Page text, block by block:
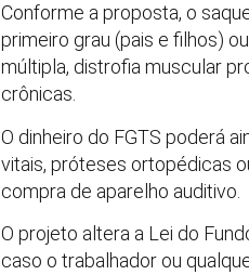
Conforme a proposta, o
primeiro grau (pais e filhos)
múltipla, distrofia muscular
crônicas.
O dinheiro do FGTS poderá
vitais, próteses ortopédicas
compra de aparelho auditivo.
O projeto altera a Lei do
caso o trabalhador ou